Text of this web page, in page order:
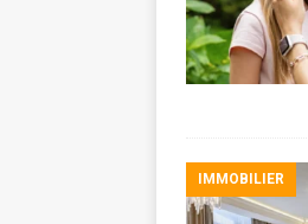
IMMOBILIER